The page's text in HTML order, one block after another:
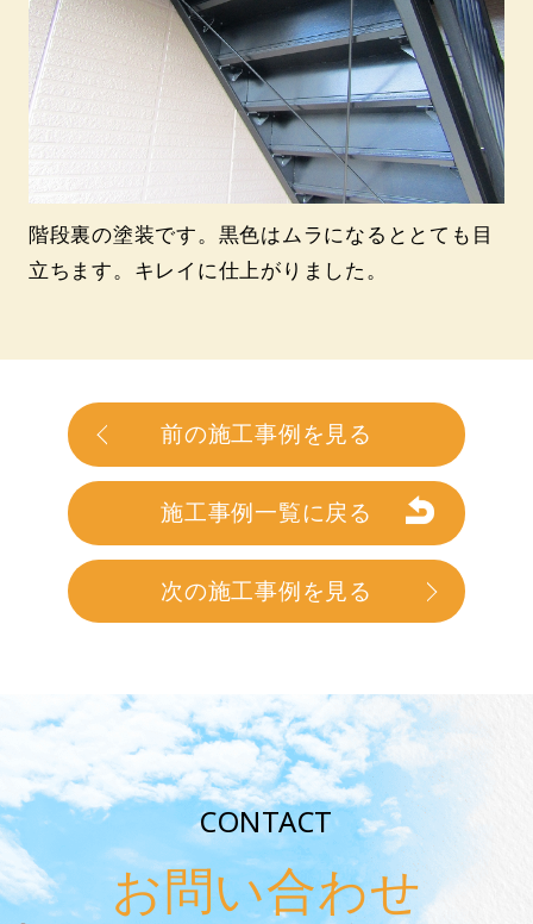
階段裏の塗装です。黒色はムラになるととても目
立ちます。キレイに仕上がりました。
前の施工事例を見る
施工事例一覧に戻る
次の施工事例を見る
CONTACT
お問い合わせ